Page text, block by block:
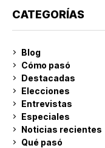
CATEGORÍAS
Blog
Cómo pasó
Destacadas
Elecciones
Entrevistas
Especiales
Noticias recientes
Qué pasó